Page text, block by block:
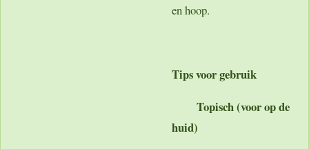
en hoop.
Tips voor gebruik
Topisch (voor op de
huid)